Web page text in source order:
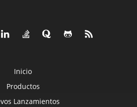
Inicio
Productos
Lanzamientos